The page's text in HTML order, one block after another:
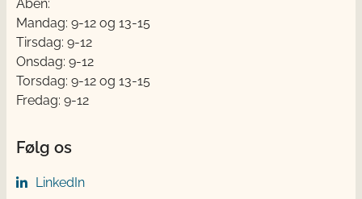
Åben:
Mandag: 9-12 og 13-15
Tirsdag: 9-12
Onsdag: 9-12
Torsdag: 9-12 og 13-15
Fredag: 9-12
Følg os
LinkedIn